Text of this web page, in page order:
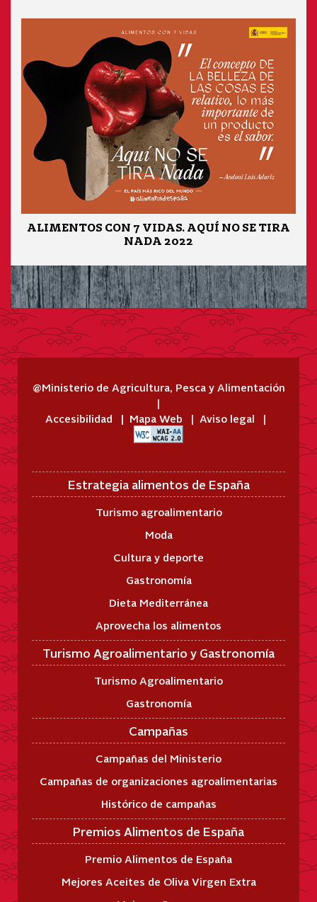
ALIMENTOS CON 7 VIDAS. AQUÍ NO SE TIRA
NADA 2022
@Ministerio de Agricultura, Pesca y Alimentación
Accesibilidad Mapa Web Aviso legal
Estrategia alimentos de España
Turismo agroalimentario
Moda
Cultura y deporte
Gastronomía
Dieta Mediterránea
Aprovecha los alimentos
Turismo Agroalimentario y Gastronomía
Turismo Agroalimentario
Gastronomía
Campañas
Campañas del Ministerio
Campañas de organizaciones agroalimentarias
Histórico de campañas
Premios Alimentos de España
Premio Alimentos de España
Mejores Aceites de Oliva Virgen Extra